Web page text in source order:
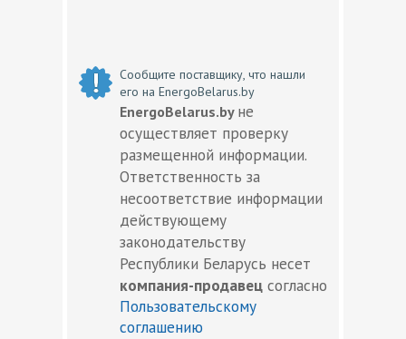
Сообщите поставщику, что нашли
его на EnergoBelarus.by
EnergoBelarus.by не
осуществляет проверку
размещенной информации.
Ответственность за
несоответствие информации
действующему
законодательству
Республики Беларусь несет
компания-продавец согласно
Пользовательскому
соглашению